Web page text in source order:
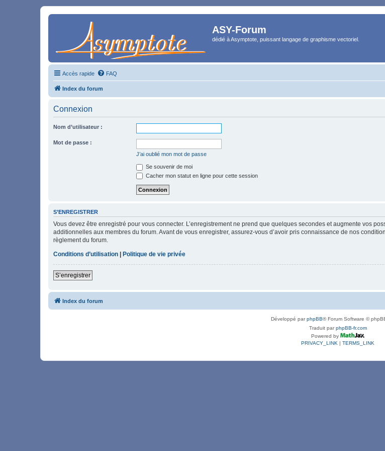
ASY-Forum
dédié à Asymptote, puissant langage de graphisme vectoriel.
Accès rapide FAQ
Index du forum
Connexion
Nom d’utilisateur :
Mot de passe :
J’ai oublié mon mot de passe
Se souvenir de moi
Cacher mon statut en ligne pour cette session
S’ENREGISTRER
Vous devez être enregistré pour vous connecter. L’enregistrement ne prend que quelques secondes et augmente vos
additionnelles aux membres du forum. Avant de vous enregistrer, assurez-vous d’avoir pris connaissance de nos
règlement du forum.
Conditions d’utilisation | Politique de vie privée
S’enregistrer
Index du forum
Développé parphpBB® Forum Software ©
Traduit parphpBB-fr.com
Powered by
PRIVACY_LINK | TERMS_LINK